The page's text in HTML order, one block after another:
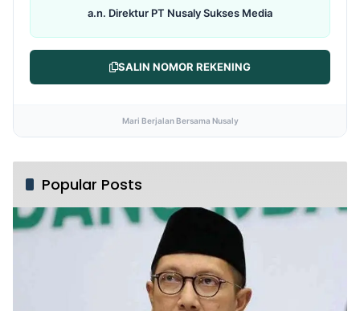
a.n. Direktur PT Nusaly Sukses Media
SALIN NOMOR REKENING
Mari Berjalan Bersama Nusaly
Popular Posts